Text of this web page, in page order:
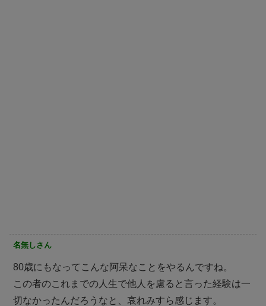
名無しさん
80歳にもなってこんな阿呆なことをやるんですね。
この者のこれまでの人生で他人を慮ると言った経験は一
切なかったんだろうなと、哀れみすら感じます。